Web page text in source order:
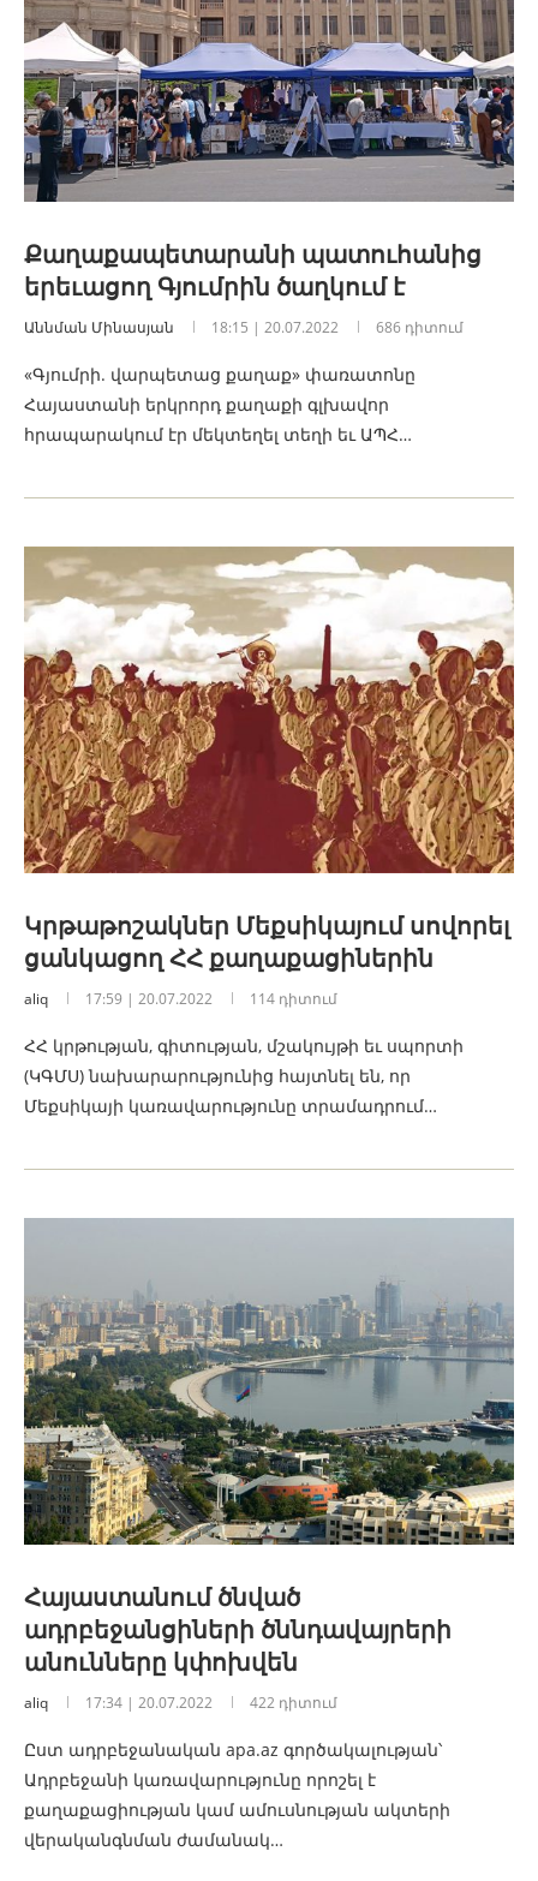
Քաղաքապետարանի պատուհանից
երեւացող Գյումրին ծաղկում է
Աննման Մինասյան 18:15 | 20.07.2022 686 դիտում
«Գյումրի. վարպետաց քաղաք» փառատոնը
Հայաստանի երկրորդ քաղաքի գլխավոր
հրապարակում էր մեկտեղել տեղի եւ ԱՊՀ…
Կրթաթոշակներ Մեքսիկայում սովորել
ցանկացող ՀՀ քաղաքացիներին
aliq 17:59 | 20.07.2022 114 դիտում
ՀՀ կրթության, գիտության, մշակույթի եւ սպորտի
(ԿԳՄՍ) նախարարությունից հայտնել են, որ
Մեքսիկայի կառավարությունը տրամադրում…
Հայաստանում ծնված
ադրբեջանցիների ծննդավայրերի
անունները կփոխվեն
aliq 17:34 | 20.07.2022 422 դիտում
Ըստ ադրբեջանական apa.az գործակալության՝
Ադրբեջանի կառավարությունը որոշել է
քաղաքացիության կամ ամուսնության ակտերի
վերականգնման ժամանակ…